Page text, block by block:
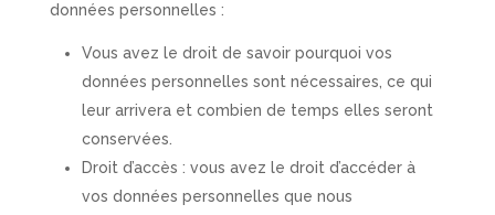
données personnelles :
Vous avez le droit de savoir pourquoi vos
données personnelles sont nécessaires, ce qui
leur arrivera et combien de temps elles seront
conservées.
Droit d’accès : vous avez le droit d’accéder à
vos données personnelles que nous